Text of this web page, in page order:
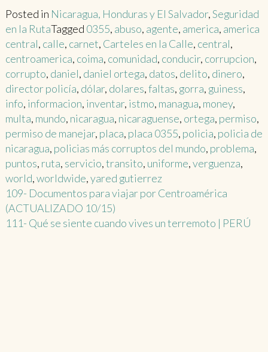
Posted in Nicaragua, Honduras y El Salvador,Seguridad
en la RutaTagged 0355, abuso, agente, america, america
central, calle, carnet, Carteles en la Calle, central,
centroamerica, coima, comunidad, conducir, corrupcion,
corrupto, daniel, daniel ortega, datos, delito, dinero,
director policía, dólar, dolares,faltas, gorra, guiness,
info, informacion, inventar, istmo, managua, money,
multa, mundo, nicaragua, nicaraguense, ortega, permiso,
permiso de manejar, placa, placa 0355, policia, policia de
nicaragua, policias más corruptos del mundo, problema,
puntos, ruta, servicio,transito, uniforme,verguenza,
world,worldwide,yared gutierrez
Post
navigation
109- Documentos para viajar por Centroamérica
(ACTUALIZADO 10/15)
111- Qué se siente cuando vives un terremoto | PERÚ